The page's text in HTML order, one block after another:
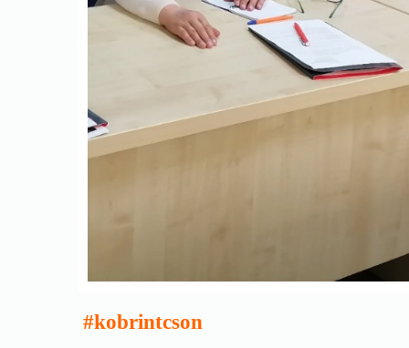
#kobrintcson